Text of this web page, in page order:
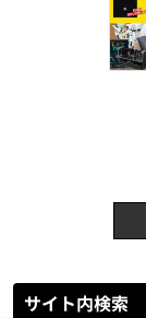
サイト内検索